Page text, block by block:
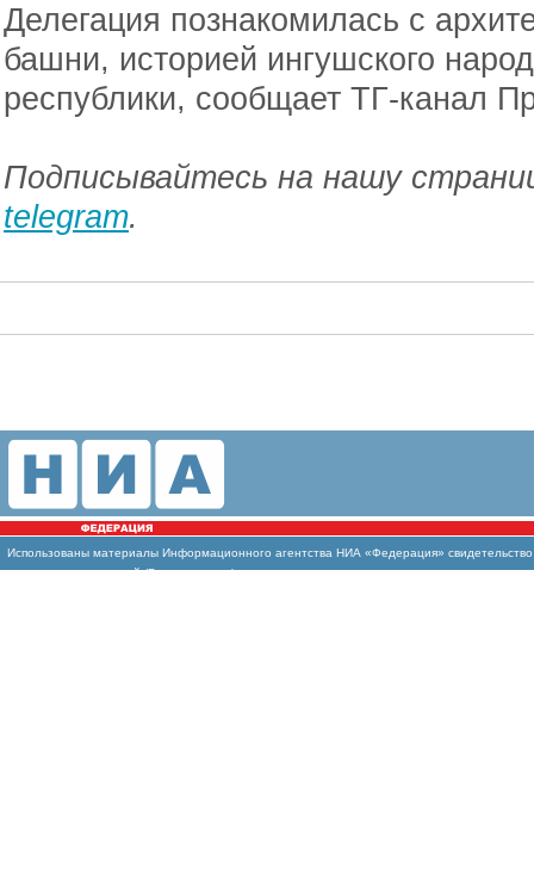
Делегация познакомилась с
башни, историей ингушского
республики, сообщает ТГ-канал
Подписывайтесь на нашу
telegram.
Использованы материалы Информационного агентства НИА «Федерация»
массовых коммуникаций (Роскомнадзор)